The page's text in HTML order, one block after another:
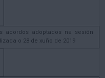
acordos adoptados na sesión
o 28 de xuño de 2019